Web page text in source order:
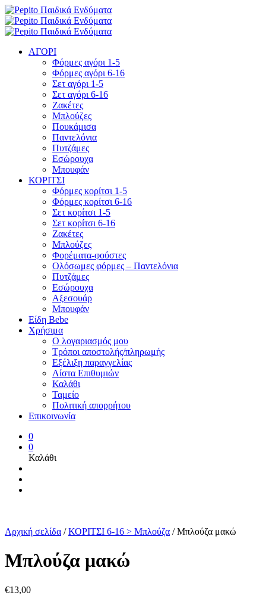
ΑΓΟΡΙ
Φόρμες αγόρι 1-5
Φόρμες αγόρι 6-16
Σετ αγόρι 1-5
Σετ αγόρι 6-16
Ζακέτες
Μπλούζες
Πουκάμισα
Παντελόνια
Πυτζάμες
Εσώρουχα
Μπουφάν
ΚΟΡΙΤΣΙ
Φόρμες κορίτσι 1-5
Φόρμες κορίτσι 6-16
Σετ κορίτσι 1-5
Σετ κορίτσι 6-16
Ζακέτες
Μπλούζες
Φορέματα-φούστες
Ολόσωμες φόρμες – Παντελόνια
Πυτζάμες
Εσώρουχα
Αξεσουάρ
Μπουφάν
Είδη Bebe
Χρήσιμα
Ο λογαριασμός μου
Τρόποι αποστολής/πληρωμής
Εξέλιξη παραγγελίας
Λίστα Επιθυμιών
Καλάθι
Ταμείο
Πολιτική απορρήτου
Επικοινωνία
0
0
Καλάθι
Αρχική σελίδα / ΚΟΡΙΤΣΙ 6-16 > Μπλούζα /Μπλούζα μακώ
Μπλούζα μακώ
€13,00